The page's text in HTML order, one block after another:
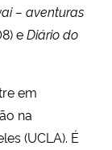
– aventuras
eDiário do
em
na
(UCLA). É